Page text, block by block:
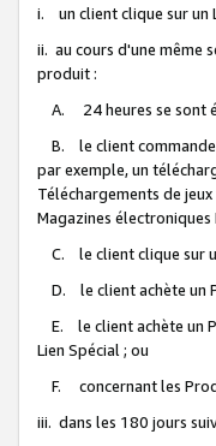
i. un client clique sur un
ii. au cours d'une même
produit :
A. 24 heures se sont
B. le client commande
par exemple, un
Téléchargements de
Magazines électroniques
C. le client clique sur
D. le client achète un
E. le client achète un
Lien Spécial ; ou
F. concernant les
iii. dans les 180 jours